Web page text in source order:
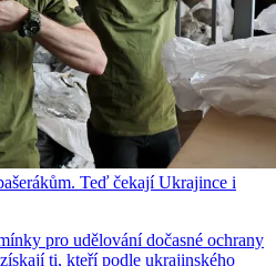
Teď čekají Ukrajince i
pro udělování dočasné ochrany
ti, kteří podle ukrajinského